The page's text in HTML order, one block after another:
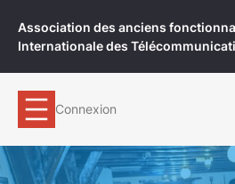
contenu
Association des anciens
Internationale des
Connexion